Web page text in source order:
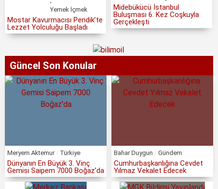
Yemek İçmek
Mostar Kavurmacısı Pendik’te
Lezzet Yolculuğu Başladı
Midebükücü İstanbul
Buluşması 6. Kez Coşkuyla
Gerçekleşti
Güncel Son Konular
Meryem Aktemur Türkiye
Dünyanın En Büyük 3. Vinç
Gemisi Saipem 7000 Boğaz’da
Bahar Duygun Gündem
Cumhurbaşkanlığına Cevdet
Yılmaz Vekalet Edecek